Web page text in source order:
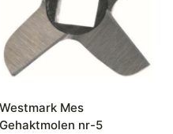
Westmark Mes
Gehaktmolen nr-5